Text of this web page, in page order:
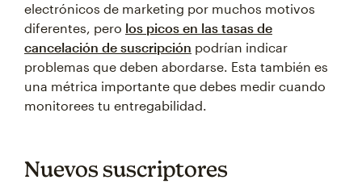
electrónicos de marketing por muchos motivos
diferentes, pero los picos en las tasas de
cancelación de suscripción podrían indicar
problemas que deben abordarse. Esta también es
una métrica importante que debes medir cuando
monitorees tu entregabilidad.
Nuevos suscriptores